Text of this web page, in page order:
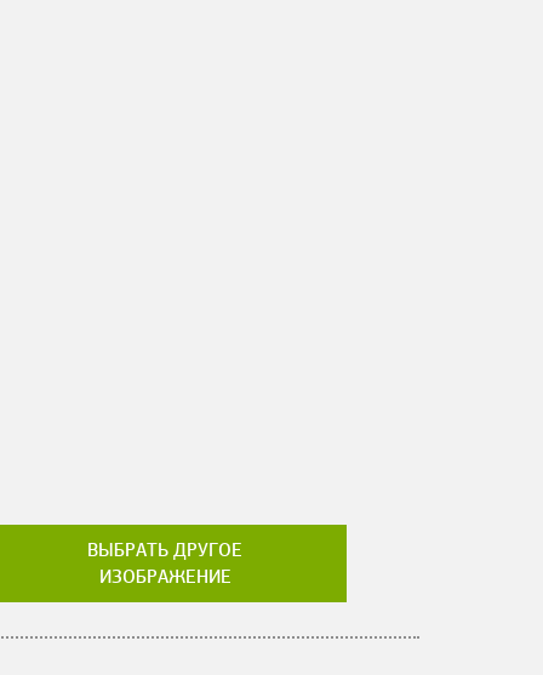
ВЫБРАТЬ ДРУГОЕ
ИЗОБРАЖЕНИЕ